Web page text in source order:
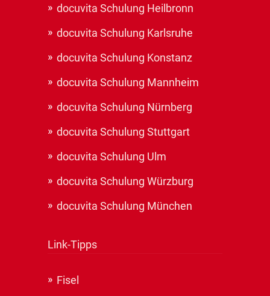
docuvita Schulung Heilbronn
docuvita Schulung Karlsruhe
docuvita Schulung Konstanz
docuvita Schulung Mannheim
docuvita Schulung Nürnberg
docuvita Schulung Stuttgart
docuvita Schulung Ulm
docuvita Schulung Würzburg
docuvita Schulung München
Link-Tipps
Fisel